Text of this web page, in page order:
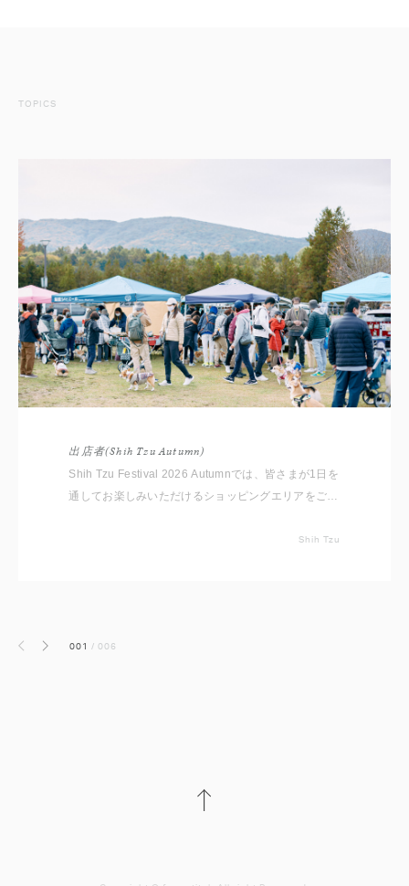
TOPICS
出店者(Shih Tzu Autumn)
Shih Tzu Festival 2026 Autumnでは、皆さまが1日を
通してお楽しみいただけるショッピングエリアをご用
をご紹介いたしますので事前にチェックしてください
Shih Tzu
前へ 次へ 001 /006